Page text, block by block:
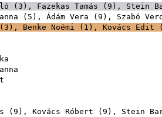
( 3 ), Fazekas Tamás ( 9 ), Stein
( 5 ), Ádám Vera ( 9 ), Szabó
3 ), Benke Noémi ( 1 ), Kovács Edit (
( 9 ), Kovács Róbert ( 9 ), Stein